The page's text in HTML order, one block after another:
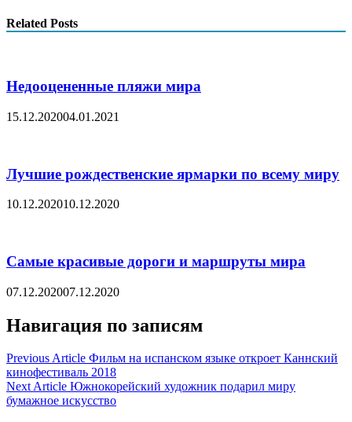
Related Posts
Недооцененные пляжи мира
15.12.202004.01.2021
Лучшие рождественские ярмарки по всему миру
10.12.202010.12.2020
Самые красивые дороги и маршруты мира
07.12.202007.12.2020
Навигация по записям
Previous Article Фильм на испанском языке откроет Каннский
кинофестиваль 2018
Next Article Южнокорейский художник подарил миру
бумажное искусство